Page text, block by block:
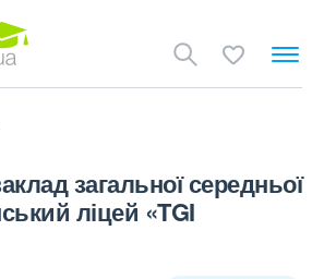
загальної середньої
ліцей «TGI